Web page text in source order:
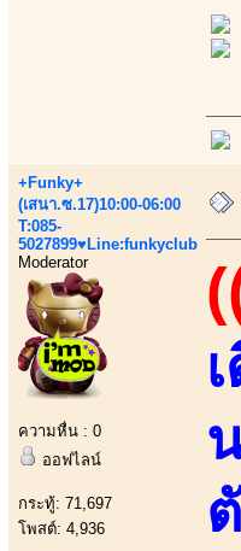
+Funky+
(เสนา.ซ.17)10:00-06:00
T:085-
5027899♥Line:funkyclub
Moderator
ความหื่น : 0
ออฟไลน์
กระทู้: 71,697
โพสต์: 4,936